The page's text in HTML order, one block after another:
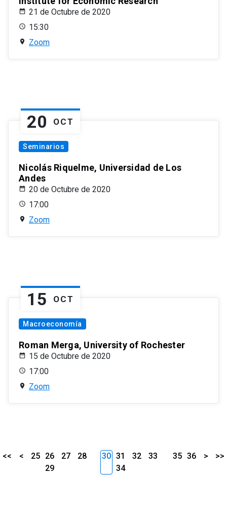
21 de Octubre de 2020
15:30
Zoom
20 OCT
Seminarios
Nicolás Riquelme, Universidad de Los
Andes
20 de Octubre de 2020
17:00
Zoom
15 OCT
Macroeconomía
Roman Merga, University of Rochester
15 de Octubre de 2020
17:00
Zoom
<< < 25 26 27
28
29
30 31 32
33
34
35 36 > >>